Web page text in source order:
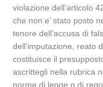
violazione dell’articolo
che non e’ stato posto
tenore dell’accusa di
dell’imputazione, reato
costituisce il
ascrittegli nella rubrica
norme di legge o di